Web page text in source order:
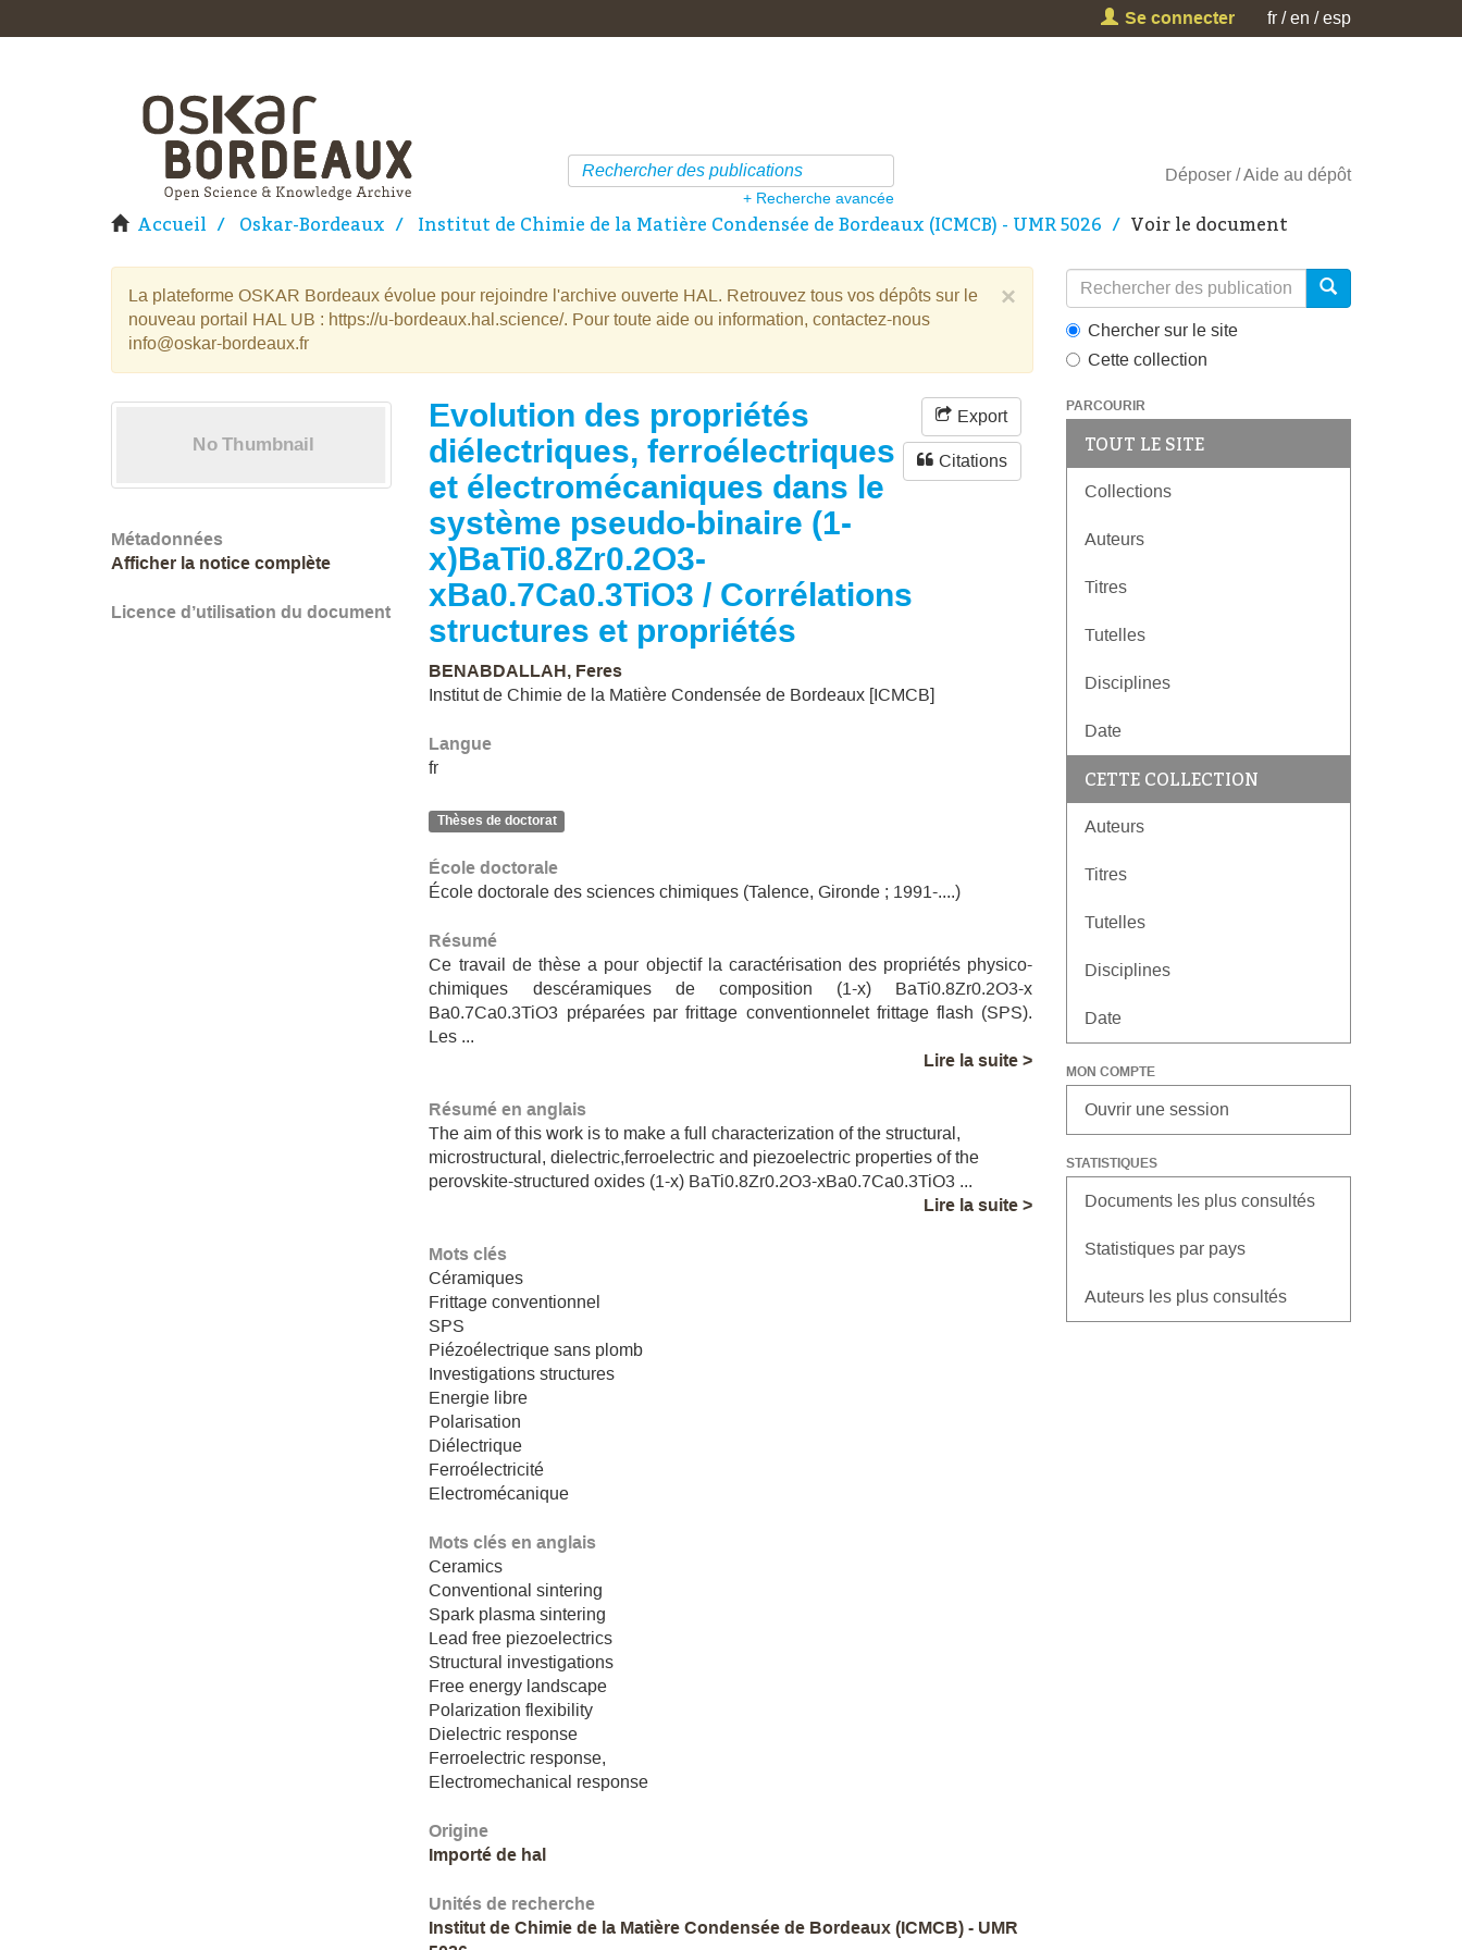
Se connecter fr en esp
+ Recherche avancée
Déposer Aide au dépôt
Accueil Oskar-Bordeaux Institut de Chimie de la Matière Condensée de Bordeaux (ICMCB) - UMR 5026 Voir le document
×
La plateforme OSKAR Bordeaux évolue pour rejoindre l'archive ouverte HAL. Retrouvez tous vos dépôts sur le
nouveau portail HAL UB : https://u-bordeaux.hal.science/. Pour toute aide ou information, contactez-nous
info@oskar-bordeaux.fr
Métadonnées
Afficher la notice complète
Licence d’utilisation du document
Evolution des propriétés
diélectriques, ferroélectriques
et électromécaniques dans le
système pseudo-binaire (1-
x)BaTi0.8Zr0.2O3-
xBa0.7Ca0.3TiO3 / Corrélations
structures et propriétés
Export
Citations
BENABDALLAH, Feres
Institut de Chimie de la Matière Condensée de Bordeaux [ICMCB]
Langue
fr
Thèses de doctorat
École doctorale
École doctorale des sciences chimiques (Talence, Gironde ; 1991-....)
Résumé
Ce travail de thèse a pour objectif la caractérisation des propriétés physico-
chimiques descéramiques de composition (1-x) BaTi0.8Zr0.2O3-x
Ba0.7Ca0.3TiO3 préparées par frittage conventionnelet frittage flash (SPS).
Les ...
Lire la suite >
Résumé en anglais
The aim of this work is to make a full characterization of the structural,
microstructural, dielectric,ferroelectric and piezoelectric properties of the
perovskite-structured oxides (1-x) BaTi0.8Zr0.2O3-xBa0.7Ca0.3TiO3 ...
Lire la suite >
Mots clés
Céramiques
Frittage conventionnel
SPS
Piézoélectrique sans plomb
Investigations structures
Energie libre
Polarisation
Diélectrique
Ferroélectricité
Electromécanique
Mots clés en anglais
Ceramics
Conventional sintering
Spark plasma sintering
Lead free piezoelectrics
Structural investigations
Free energy landscape
Polarization flexibility
Dielectric response
Ferroelectric response,
Electromechanical response
Origine
Importé de hal
Unités de recherche
Institut de Chimie de la Matière Condensée de Bordeaux (ICMCB) - UMR
Chercher sur le site
Cette collection
PARCOURIR
TOUT LE SITE
Collections
Auteurs
Titres
Tutelles
Disciplines
Date
CETTE COLLECTION
Auteurs
Titres
Tutelles
Disciplines
Date
MON COMPTE
Ouvrir une session
STATISTIQUES
Documents les plus consultés
Statistiques par pays
Auteurs les plus consultés